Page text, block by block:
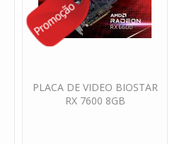
PLACA DE VIDEO BIOSTAR
RX 7600 8GB